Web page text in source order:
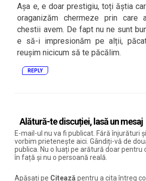
Așa e, e doar prestigiu, toți ăștia
oraganizăm chermeze prin care
chestii avem. De fapt nu ne sunt
e să-i impresionăm pe alții,
reușim nicicum să te păcălim.
REPLY
Alătură-te discuției, lasă un mesaj
E-mail-ul nu va fi publicat. Fără înjurături
vorbim prietenește aici. Gândiți-vă de
publica. Nu o luați pe arătură doar pentru
în față și nu o persoană reală.
Apăsați pe Citează pentru a cita întreg